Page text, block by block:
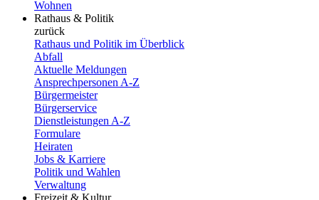
Wohnen
Rathaus & Politik
zurück
Rathaus und Politik im Überblick
Abfall
Aktuelle Meldungen
Ansprechpersonen A-Z
Bürgermeister
Bürgerservice
Dienstleistungen A-Z
Formulare
Heiraten
Jobs & Karriere
Politik und Wahlen
Verwaltung
Freizeit & Kultur